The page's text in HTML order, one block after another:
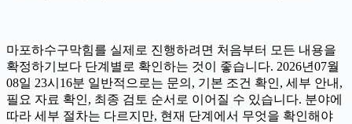
마포하수구막힘를 실제로 진행하려면 처음부터 모든 내용을
확정하기보다 단계별로 확인하는 것이 좋습니다. 2026년07월
08일 23시16분 일반적으로는 문의, 기본 조건 확인, 세부 안내,
필요 자료 확인, 최종 검토 순서로 이어질 수 있습니다. 분야에
따라 세부 절차는 다르지만, 현재 단계에서 무엇을 확인해야